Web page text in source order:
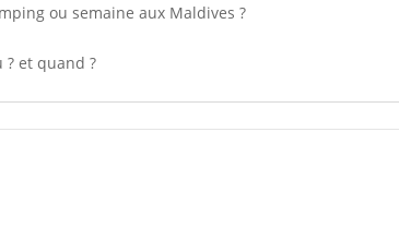
ou semaine aux Maldives ?
? et quand ?